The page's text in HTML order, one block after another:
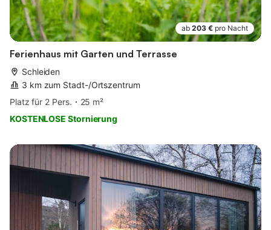
ab 203 € pro Nacht
Ferienhaus mit Garten und Terrasse
Schleiden
3 km zum Stadt-/Ortszentrum
Platz für 2 Pers.
25 m²
KOSTENLOSE Stornierung